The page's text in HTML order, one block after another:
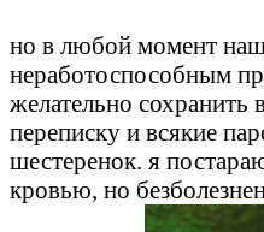
но в любой момент
неработоспособным
желательно
переписку и всякие
шестеренок. я
кровью, но